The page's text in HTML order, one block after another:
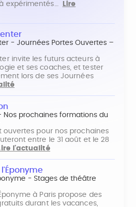
expérimentés…
Lire
- Journées Portes Ouvertes –
invite les futurs acteurs à
et ses coaches, et tester
lors de ses Journées
Nos prochaines formations du
ouvertes pour nos prochaines
entre le 31 août et le 28
l'actualité
- Stages de théâtre
à Paris propose des
durant les vacances,